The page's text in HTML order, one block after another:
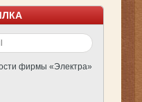
фирмы «Электра»